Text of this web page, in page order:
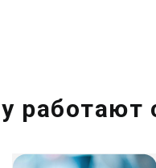
работают